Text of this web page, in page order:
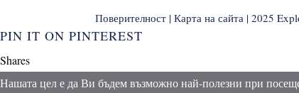
Поверителност |Карта на сайта | 2025
PIN IT ON PINTEREST
Shares
Нашата цел е да Ви бъдем възможно най-полезни при